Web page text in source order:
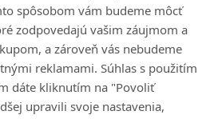
spôsobom vám budeme môcť
zodpovedajú vašim záujmom a
a zároveň vás nebudeme
reklamami. Súhlas s použitím
dáte kliknutím na "Povoliť
upravili svoje nastavenia,
našich stránkach a vytvoríte tak
a osobne odovzdať na
sveta alebo na našej
knihy inak než skenovaním
ktoré sú vydané po roku 1990 a
môžete využiť „prázdnu
na ikonu košíku/debničky a